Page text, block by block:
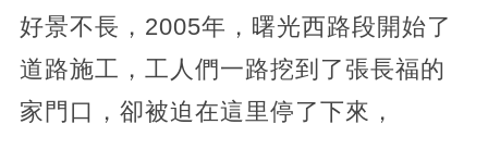
好景不長，2005年，曙光西路段開始了
道路施工，工人們一路挖到了張長福的
家門口，卻被迫在這里停了下來，